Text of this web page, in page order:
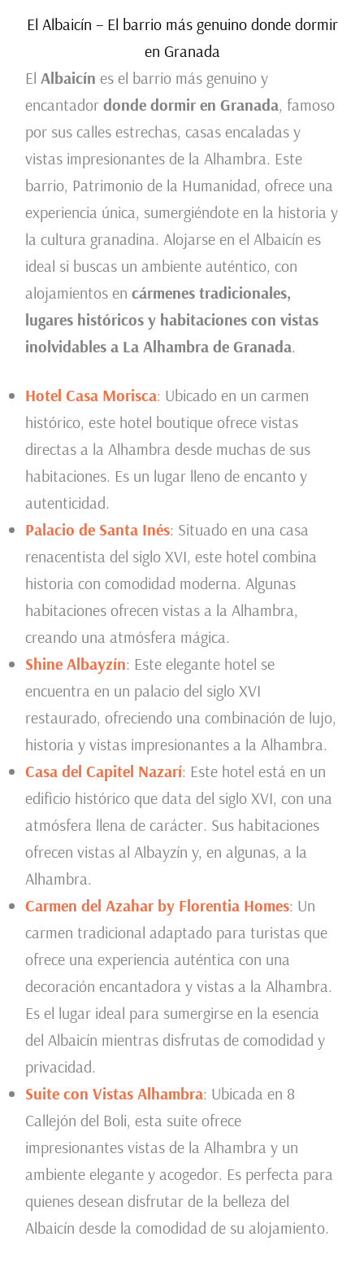
El Albaicín – El barrio más genuino donde dormir
en Granada
El Albaicín es el barrio más genuino y
encantador donde dormir en Granada, famoso
por sus calles estrechas, casas encaladas y
vistas impresionantes de la Alhambra. Este
barrio, Patrimonio de la Humanidad, ofrece una
experiencia única, sumergiéndote en la historia y
la cultura granadina. Alojarse en el Albaicín es
ideal si buscas un ambiente auténtico, con
alojamientos en cármenes tradicionales,
lugares históricos y habitaciones con vistas
inolvidables a La Alhambra de Granada.
Hotel Casa Morisca: Ubicado en un carmen
histórico, este hotel boutique ofrece vistas
directas a la Alhambra desde muchas de sus
habitaciones. Es un lugar lleno de encanto y
autenticidad.
Palacio de Santa Inés: Situado en una casa
renacentista del siglo XVI, este hotel combina
historia con comodidad moderna. Algunas
habitaciones ofrecen vistas a la Alhambra,
creando una atmósfera mágica.
Shine Albayzín: Este elegante hotel se
encuentra en un palacio del siglo XVI
restaurado, ofreciendo una combinación de lujo,
historia y vistas impresionantes a la Alhambra.
Casa del Capitel Nazarí: Este hotel está en un
edificio histórico que data del siglo XVI, con una
atmósfera llena de carácter. Sus habitaciones
ofrecen vistas al Albayzín y, en algunas, a la
Alhambra.
Carmen del Azahar by Florentia Homes: Un
carmen tradicional adaptado para turistas que
ofrece una experiencia auténtica con una
decoración encantadora y vistas a la Alhambra.
Es el lugar ideal para sumergirse en la esencia
del Albaicín mientras disfrutas de comodidad y
privacidad.
Suite con Vistas Alhambra: Ubicada en 8
Callejón del Boli, esta suite ofrece
impresionantes vistas de la Alhambra y un
ambiente elegante y acogedor. Es perfecta para
quienes desean disfrutar de la belleza del
Albaicín desde la comodidad de su alojamiento.